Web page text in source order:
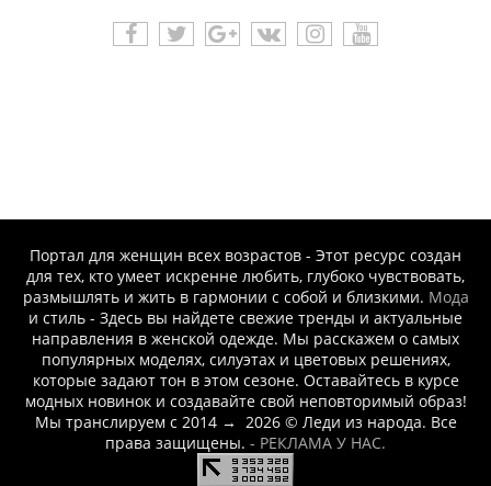
-- Самое большое богатство — это ум. Самая большая нищета —
глупость. Из всех страхов самый пугающий — самолюбование.
Портал для женщин всех возрастов - Этот ресурс создан
для тех, кто умеет искренне любить, глубоко чувствовать,
размышлять и жить в гармонии с собой и близкими. Мода
и стиль - Здесь вы найдете свежие тренды и актуальные
направления в женской одежде. Мы расскажем о самых
популярных моделях, силуэтах и цветовых решениях,
которые задают тон в этом сезоне. Оставайтесь в курсе
модных новинок и создавайте свой неповторимый образ!
Мы транслируем с 2014→ 2026© Леди из народа. Все
права защищены. - РЕКЛАМА У НАС.